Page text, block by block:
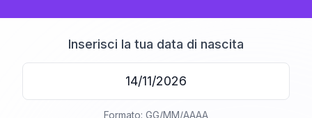
Inserisci la tua data di nascita
Formato: GG/MM/AAAA